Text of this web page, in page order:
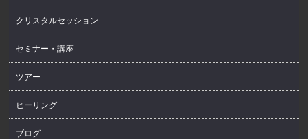
クリスタルセッション
セミナー・講座
ツアー
ヒーリング
ブログ